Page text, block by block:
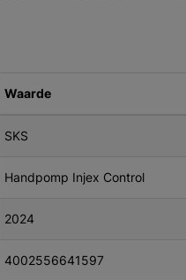
Waarde
SKS
Handpomp Injex Control
2024
4002556641597